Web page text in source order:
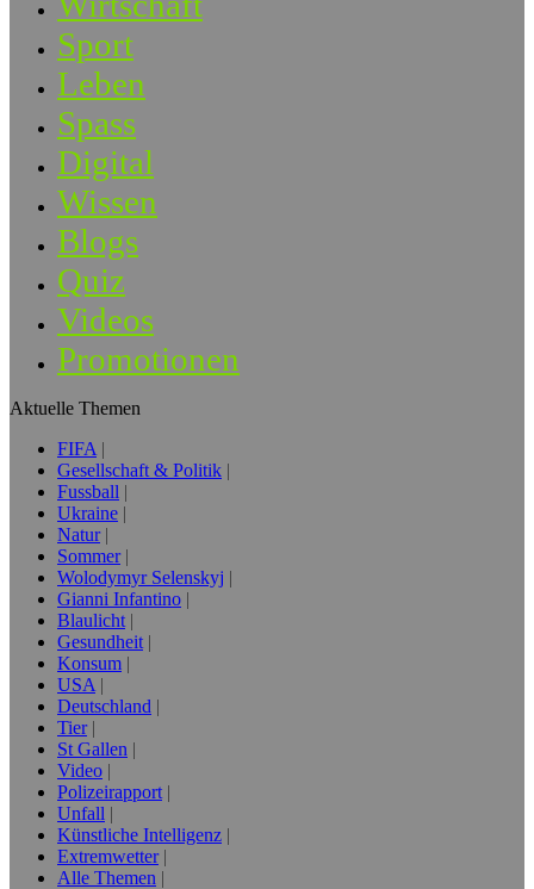
Sport
Leben
Spass
Digital
Wissen
Blogs
Quiz
Videos
Promotionen
Aktuelle Themen
FIFA
Gesellschaft & Politik
Fussball
Ukraine
Natur
Sommer
Wolodymyr Selenskyj
Gianni Infantino
Blaulicht
Gesundheit
Konsum
USA
Deutschland
Tier
St Gallen
Video
Polizeirapport
Unfall
Künstliche Intelligenz
Extremwetter
Alle Themen